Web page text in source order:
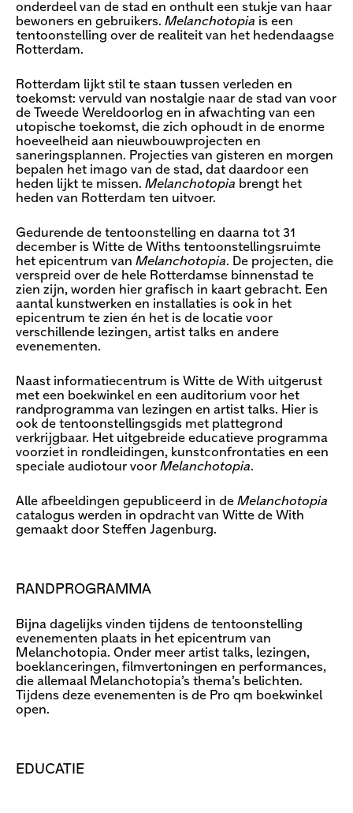
onderdeel van de stad en onthult een stukje van haar
bewoners en gebruikers. Melanchotopia is een
tentoonstelling over de realiteit van het hedendaagse
Rotterdam.
Rotterdam lijkt stil te staan tussen verleden en
toekomst: vervuld van nostalgie naar de stad van voor
de Tweede Wereldoorlog en in afwachting van een
utopische toekomst, die zich ophoudt in de enorme
hoeveelheid aan nieuwbouwprojecten en
saneringsplannen. Projecties van gisteren en morgen
bepalen het imago van de stad, dat daardoor een
heden lijkt te missen. Melanchotopia brengt het
heden van Rotterdam ten uitvoer.
Gedurende de tentoonstelling en daarna tot 31
december is Witte de Withs tentoonstellingsruimte
het epicentrum van Melanchotopia. De projecten, die
verspreid over de hele Rotterdamse binnenstad te
zien zijn, worden hier grafisch in kaart gebracht. Een
aantal kunstwerken en installaties is ook in het
epicentrum te zien én het is de locatie voor
verschillende lezingen, artist talks en andere
evenementen.
Naast informatiecentrum is Witte de With uitgerust
met een boekwinkel en een auditorium voor het
randprogramma van lezingen en artist talks. Hier is
ook de tentoonstellingsgids met plattegrond
verkrijgbaar. Het uitgebreide educatieve programma
voorziet in rondleidingen, kunstconfrontaties en een
speciale audiotour voor Melanchotopia.
Alle afbeeldingen gepubliceerd in de Melanchotopia
catalogus werden in opdracht van Witte de With
gemaakt door Steffen Jagenburg.
RANDPROGRAMMA
Bijna dagelijks vinden tijdens de tentoonstelling
evenementen plaats in het epicentrum van
Melanchotopia. Onder meer artist talks, lezingen,
boeklanceringen, filmvertoningen en performances,
die allemaal Melanchotopia’s thema’s belichten.
Tijdens deze evenementen is de Pro qm boekwinkel
open.
EDUCATIE